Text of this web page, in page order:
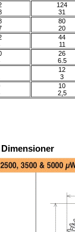
124
31
80
20
44
11
26
6.5
12
3
10
2,5